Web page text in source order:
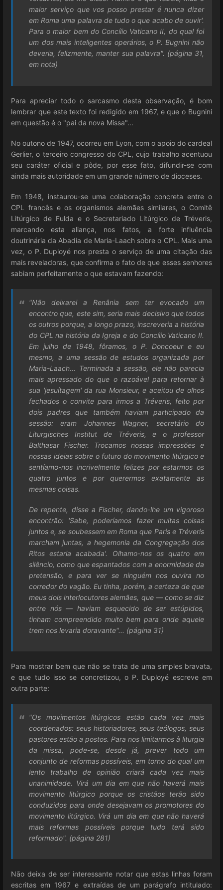
maior serviço que vos posso prestar é nunca dizer
em Roma uma palavra de tudo o que acabo de ouvir'.
Para o maior bem do Concílio Vaticano II, do qual foi
um dos mais inteligentes operários, o P. Bugnini não
deveria, felizmente, manter sua palavra". (página 31,
em nota)
Para apreciar todo o sarcasmo desta observação, é bom
lembrar que este texto foi redigido em 1967, e que o Bugnini
em questão é o "pai da nova Missa"...
No outono de 1947, ocorreu em Lyon, com o apoio do cardeal
Gerlier, o terceiro congresso do CPL, cujo trabalho acentuou
seu caráter oficial e pôde, por esse fato, difundir-se com
ainda mais autoridade em um grande número de dioceses.
Em 1948, instaurou-se uma colaboração concreta entre o
CPL francês e os organismos alemães similares, o Comitê
Litúrgico de Fulda e o Secretariado Litúrgico de Tréveris,
marcando esta aliança, nos fatos, a forte influência
doutrinária da Abadia de Maria-Laach sobre o CPL. Mais uma
vez, o P. Duployé nos presta o serviço de uma citação das
mais reveladoras, que confirma o fato de que esses senhores
sabiam perfeitamente o que estavam fazendo:
"Não deixarei a Renânia sem ter evocado um
encontro que, este sim, seria mais decisivo que todos
os outros porque, a longo prazo, inscreveria a história
do CPL na história da Igreja e do Concílio Vaticano II.
Em julho de 1948, fôramos, o P. Doncoeur e eu
mesmo, a uma sessão de estudos organizada por
Maria-Laach... Terminada a sessão, ele não parecia
mais apressado do que o razoável para retornar à
sua 'jesuítagem' da rua Monsieur, e aceitou de olhos
fechados o convite para irmos a Tréveris, feito por
dois padres que também haviam participado da
sessão: eram Johannes Wagner, secretário do
Liturgisches Institut de Tréveris, e o professor
Balthasar Fischer. Trocamos nossas impressões e
nossas ideias sobre o futuro do movimento litúrgico e
sentíamo-nos incrivelmente felizes por estarmos os
quatro juntos e por querermos exatamente as
mesmas coisas.
De repente, disse a Fischer, dando-lhe um vigoroso
encontrão: 'Sabe, poderíamos fazer muitas coisas
juntos e, se soubessem em Roma que Paris e Tréveris
marcham juntas, a hegemonia da Congregação dos
Ritos estaria acabada'. Olhamo-nos os quatro em
silêncio, como que espantados com a enormidade da
pretensão, e para ver se ninguém nos ouvira no
corredor do vagão. Eu tinha, porém, a certeza de que
meus dois interlocutores alemães, que — como se diz
entre nós — haviam esquecido de ser estúpidos,
tinham compreendido muito bem para onde aquele
trem nos levaria doravante"... (página 31)
Para mostrar bem que não se trata de uma simples bravata,
e que tudo isso se concretizou, o P. Duployé escreve em
outra parte:
"Os movimentos litúrgicos estão cada vez mais
coordenados: seus historiadores, seus teólogos, seus
pastores estão a postos. Para nos limitarmos à liturgia
da missa, pode-se, desde já, prever todo um
conjunto de reformas possíveis, em torno do qual um
lento trabalho de opinião criará cada vez mais
unanimidade. Virá um dia em que não haverá mais
movimento litúrgico porque os cristãos terão sido
conduzidos para onde desejavam os promotores do
movimento litúrgico. Virá um dia em que não haverá
mais reformas possíveis porque tudo terá sido
reformado". (página 281)
Não deixa de ser interessante notar que estas linhas foram
escritas em 1967 e extraídas de um parágrafo intitulado: